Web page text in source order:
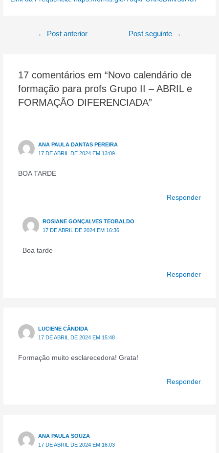
Navegação
← Post anterior Post seguinte →
17 comentários em “Novo calendário de
formação para profs Grupo II – ABRIL e
FORMAÇÃO DIFERENCIADA”
ANA PAULA DANTAS PEREIRA
17 DE ABRIL DE 2024 EM 13:09
BOA TARDE
Responder
ROSIANE GONÇALVES TEOBALDO
17 DE ABRIL DE 2024 EM 16:36
Boa tarde
Responder
LUCIENE CÂNDIDA
17 DE ABRIL DE 2024 EM 15:48
Formação muito esclarecedora! Grata!
Responder
ANA PAULA SOUZA
17 DE ABRIL DE 2024 EM 16:03